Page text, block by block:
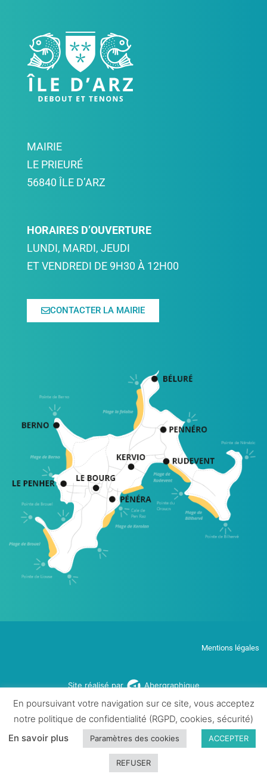
MAIRIE
LE PRIEURÉ
56840 ÎLE D’ARZ
HORAIRES D’OUVERTURE
LUNDI, MARDI, JEUDI
ET VENDREDI DE 9H30 À 12H00
CONTACTER LA MAIRIE
Mentions légales
Site réalisé par Abergraphique
En poursuivant votre navigation sur ce site, vous acceptez
notre politique de confidentialité (RGPD, cookies, sécurité)
En savoir plus
Paramètres des cookies ACCEPTER
REFUSER